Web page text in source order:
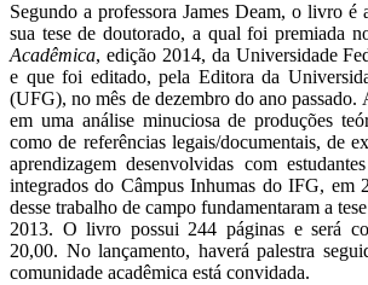
Segundo a professora James Deam, o livro é
sua tese de doutorado, a qual foi premiada
Acadêmica, edição 2014, da Universidade
e que foi editado, pela Editora da
(UFG), no mês de dezembro do ano passado.
em uma análise minuciosa de produções
como de referências legais/documentais, de
aprendizagem desenvolvidas com
integrados do Câmpus Inhumas do IFG, em
desse trabalho de campo fundamentaram a
2013. O livro possui 244 páginas e será
20,00. No lançamento, haverá palestra
comunidade acadêmica está convidada.